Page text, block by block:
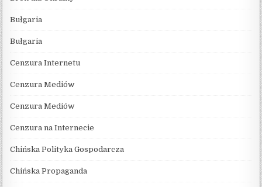
Bułgaria
Bułgaria
Cenzura Internetu
Cenzura Mediów
Cenzura Mediów
Cenzura na Internecie
Chińska Polityka Gospodarcza
Chińska Propaganda